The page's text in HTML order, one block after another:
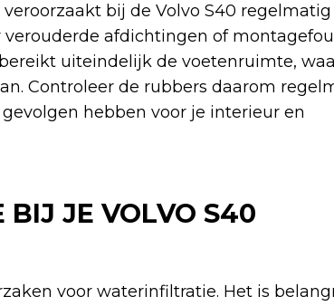
bij de Volvo S40 regelmatig
afdichtingen of
uiteindelijk de voetenruimte,
Controleer de rubbers daarom
hebben voor je interieur en
BIJ JE VOLVO S40
voor waterinfiltratie. Het is